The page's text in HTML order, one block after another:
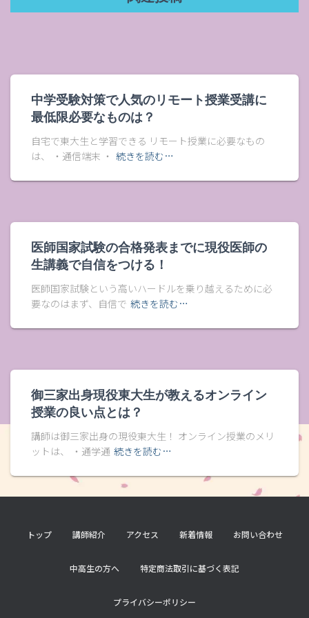
中学受験対策で人気のリモート授業受講に
最低限必要なものは？
自宅で東大生と学習できる リモート授業に必要なもの
は、 ・通信端末 ・ 続きを読む…
医師国家試験の合格発表までに現役医師の
生講義で自信をつける！
医師国家試験という高いハードルを乗り越えるために必
要なのはまず、自信で 続きを読む…
御三家出身現役東大生が教えるオンライン
授業の良い点とは？
講師は御三家出身の現役東大生！ オンライン授業のメリ
ットは、 ・通学通 続きを読む…
トップ 講師紹介 アクセス 新着情報 お問い合わせ
中高生の方へ 特定商法取引に基づく表記
プライバシーポリシー